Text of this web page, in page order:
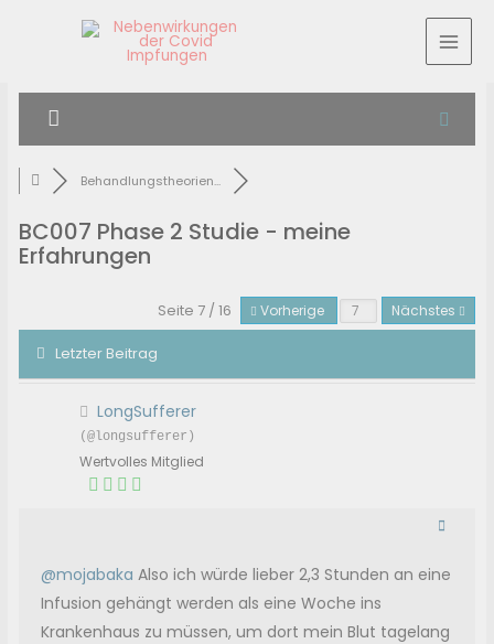
Behandlungstheorien...
BC007 Phase 2 Studie - meine
Erfahrungen
Seite 7 / 16 Vorherige Nächstes
Letzter Beitrag
LongSufferer
(@longsufferer)
Wertvolles Mitglied
@mojabaka Also ich würde lieber 2,3 Stunden an eine
Infusion gehängt werden als eine Woche ins
Krankenhaus zu müssen, um dort mein Blut tagelang